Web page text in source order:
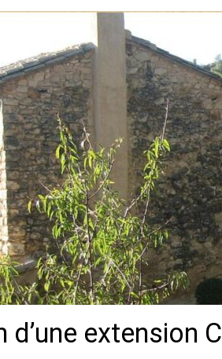
d’une extension